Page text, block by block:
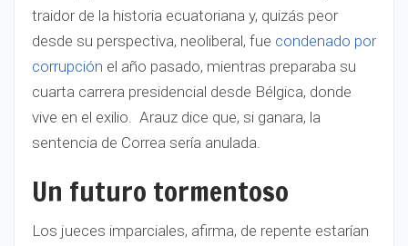
traidor de la historia ecuatoriana y, quizás peor
desde su perspectiva, neoliberal, fue condenado por
corrupción el año pasado, mientras preparaba su
cuarta carrera presidencial desde Bélgica, donde
vive en el exilio. Arauz dice que, si ganara, la
sentencia de Correa sería anulada.
Un futuro tormentoso
Los jueces imparciales, afirma, de repente estarían